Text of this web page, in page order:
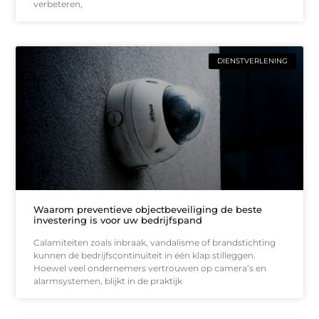
verbeteren,
DIENSTVERLENING
Waarom preventieve objectbeveiliging de beste
investering is voor uw bedrijfspand
Calamiteiten zoals inbraak, vandalisme of brandstichting
kunnen de bedrijfscontinuïteit in één klap stilleggen.
Hoewel veel ondernemers vertrouwen op camera’s en
alarmsystemen, blijkt in de praktijk